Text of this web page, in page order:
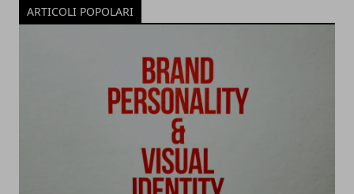
ARTICOLI POPOLARI